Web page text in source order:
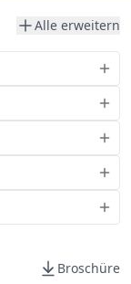
Alle erweitern
Broschüre